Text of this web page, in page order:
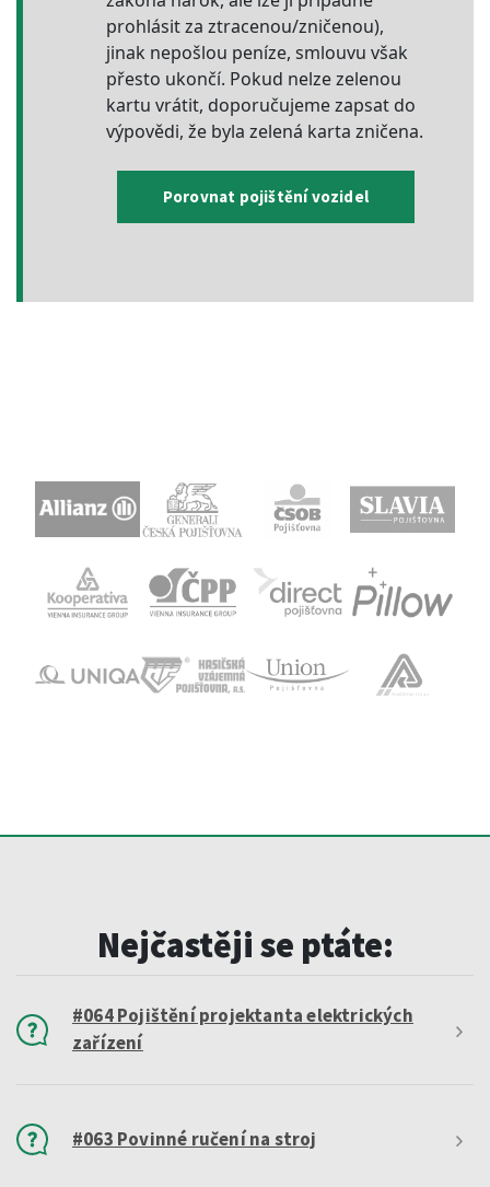
prohlásit za ztracenou/zničenou),
jinak nepošlou peníze, smlouvu však
přesto ukončí. Pokud nelze zelenou
kartu vrátit, doporučujeme zapsat do
výpovědi, že byla zelená karta zničena.
Porovnat pojištění vozidel
Nejčastěji se ptáte:
#064 Pojištění projektanta elektrických
zařízení
#063 Povinné ručení na stroj